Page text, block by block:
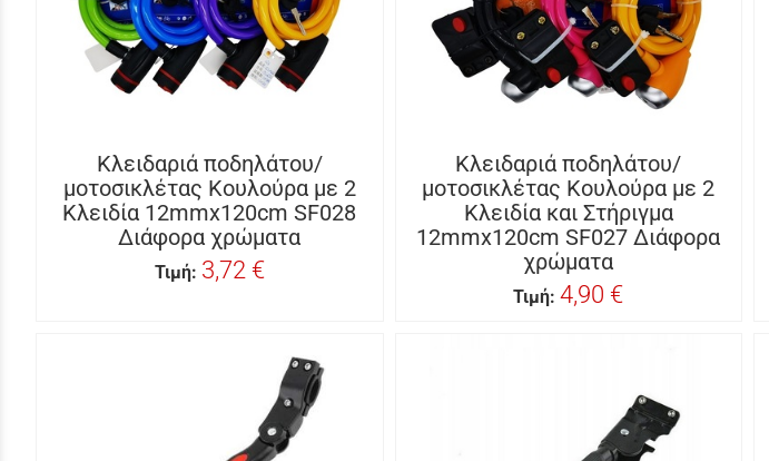
Κλειδαριά ποδηλάτου/
μοτοσικλέτας Κουλούρα με 2
Κλειδία 12mmx120cm SF028
Διάφορα χρώματα
Τιμή: 3,72 €
Κλειδαριά ποδηλάτου/
μοτοσικλέτας Κουλούρα με 2
Κλειδία και Στήριγμα
12mmx120cm SF027 Διάφορα
χρώματα
Τιμή: 4,90 €